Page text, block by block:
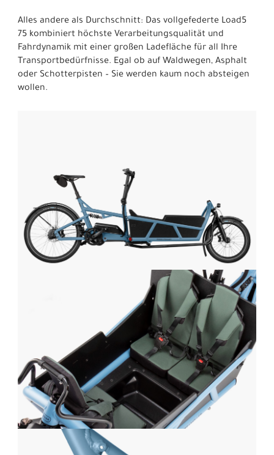
Alles andere als Durchschnitt: Das vollgefederte Load5
75 kombiniert höchste Verarbeitungsqualität und
Fahrdynamik mit einer großen Ladefläche für all Ihre
Transportbedürfnisse. Egal ob auf Waldwegen, Asphalt
oder Schotterpisten – Sie werden kaum noch absteigen
wollen.